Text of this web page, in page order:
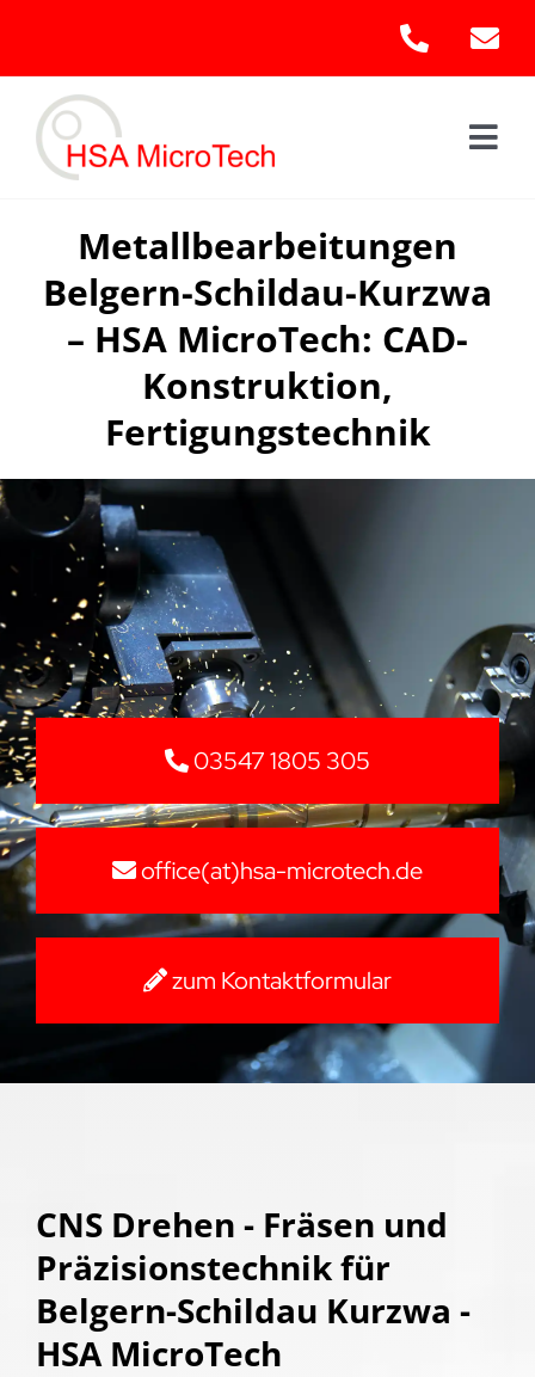
content
Metallbearbeitungen
Belgern-Schildau-Kurzwa
– HSA MicroTech: CAD-
Konstruktion,
Fertigungstechnik
03547 1805 305
office(at)hsa-microtech.de
zum Kontaktformular
CNS Drehen - Fräsen und
Präzisionstechnik für
Belgern-Schildau Kurzwa -
HSA MicroTech